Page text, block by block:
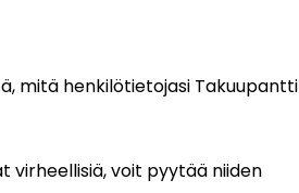
mitä henkilötietojasi Takuupantti
virheellisiä, voit pyytää niiden